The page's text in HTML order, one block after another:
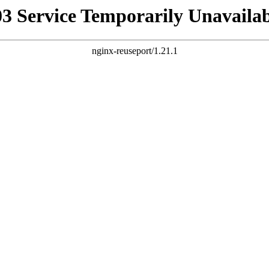
Service Temporarily
nginx-reuseport/1.21.1